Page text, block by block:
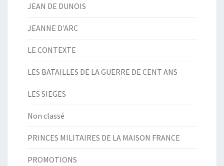
JEAN DE DUNOIS
JEANNE D'ARC
LE CONTEXTE
LES BATAILLES DE LA GUERRE DE CENT ANS
LES SIEGES
Non classé
PRINCES MILITAIRES DE LA MAISON FRANCE
PROMOTIONS